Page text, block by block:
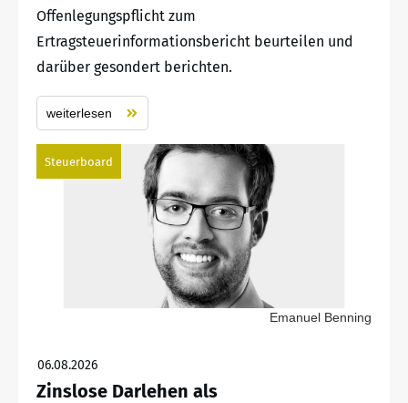
Offenlegungspflicht zum
Ertragsteuerinformationsbericht beurteilen und
darüber gesondert berichten.
weiterlesen
Steuerboard
Emanuel Benning
06.08.2026
Zinslose Darlehen als